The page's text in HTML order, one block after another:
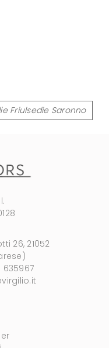
Friulsedie Saronno
26, 21052
635967